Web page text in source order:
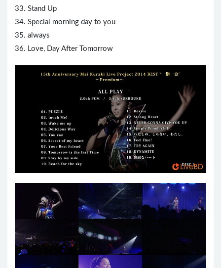
33. Stand Up
34. Special morning day to you
35. always
36. Love, Day After Tomorrow